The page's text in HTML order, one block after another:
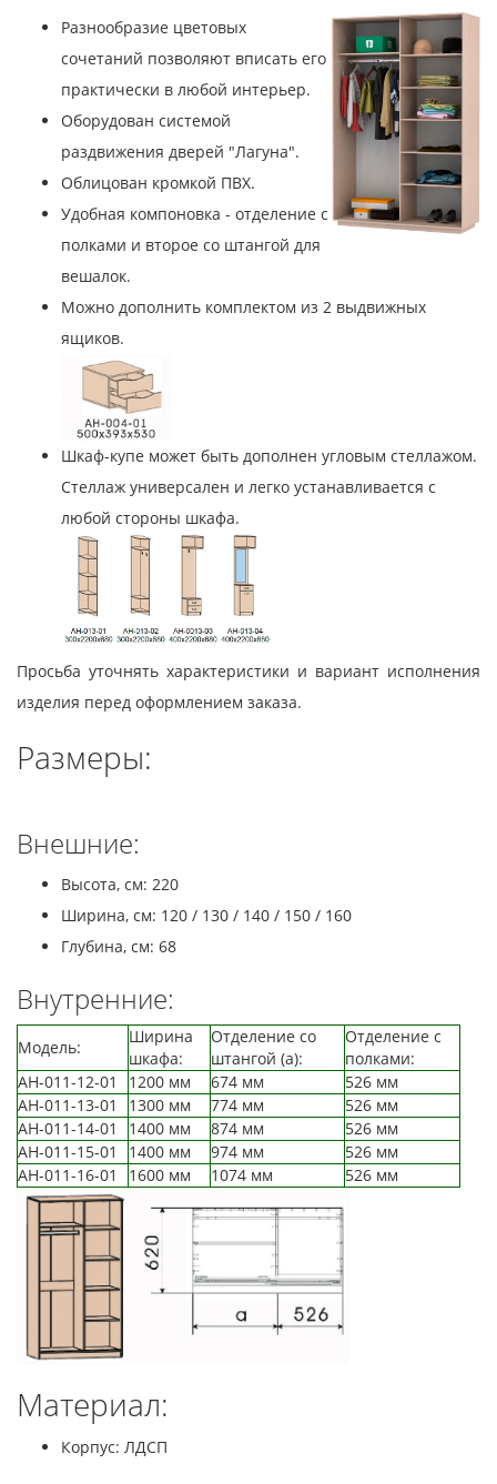
Разнообразие цветовых
сочетаний позволяют вписать его
практически в любой интерьер.
Оборудован системой
раздвижения дверей "Лагуна".
Облицован кромкой ПВХ.
Удобная компоновка - отделение с
полками и второе со штангой для
вешалок.
Можно дополнить комплектом из 2 выдвижных
ящиков.
Шкаф-купе может быть дополнен угловым стеллажом.
Стеллаж универсален и легко устанавливается с
любой стороны шкафа.
Просьба уточнять характеристики и вариант исполнения
изделия перед оформлением заказа.
Размеры:
Внешние:
Высота, см: 220
Ширина, см: 120 / 130 / 140 / 150 / 160
Глубина, см: 68
Внутренние:
Модель:
Ширина
шкафа:
Отделение со
штангой (а):
Отделение с
полками:
АН-011-12-01
1200 мм 674 мм
526 мм
АН-011-13-01
1300 мм 774 мм
526 мм
АН-011-14-01
1400 мм 874 мм
526 мм
АН-011-15-01
1400 мм 974 мм
526 мм
АН-011-16-01
1600 мм 1074 мм 526 мм
Материал:
Корпус: ЛДСП